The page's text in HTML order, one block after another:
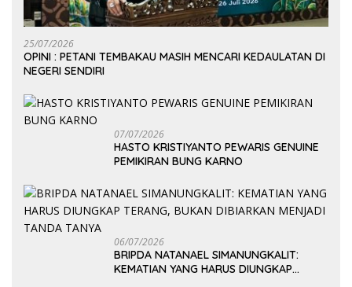
25/07/2026
OPINI : PETANI TEMBAKAU MASIH MENCARI KEDAULATAN DI
NEGERI SENDIRI
07/07/2026
HASTO KRISTIYANTO PEWARIS GENUINE
PEMIKIRAN BUNG KARNO
06/07/2026
BRIPDA NATANAEL SIMANUNGKALIT:
KEMATIAN YANG HARUS DIUNGKAP